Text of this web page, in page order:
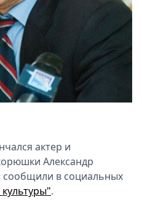
актер и
Александр
сообщили в социальных
.